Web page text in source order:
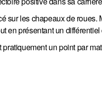
sur les chapeaux de
en présentant un différentiel
pratiquement un point par